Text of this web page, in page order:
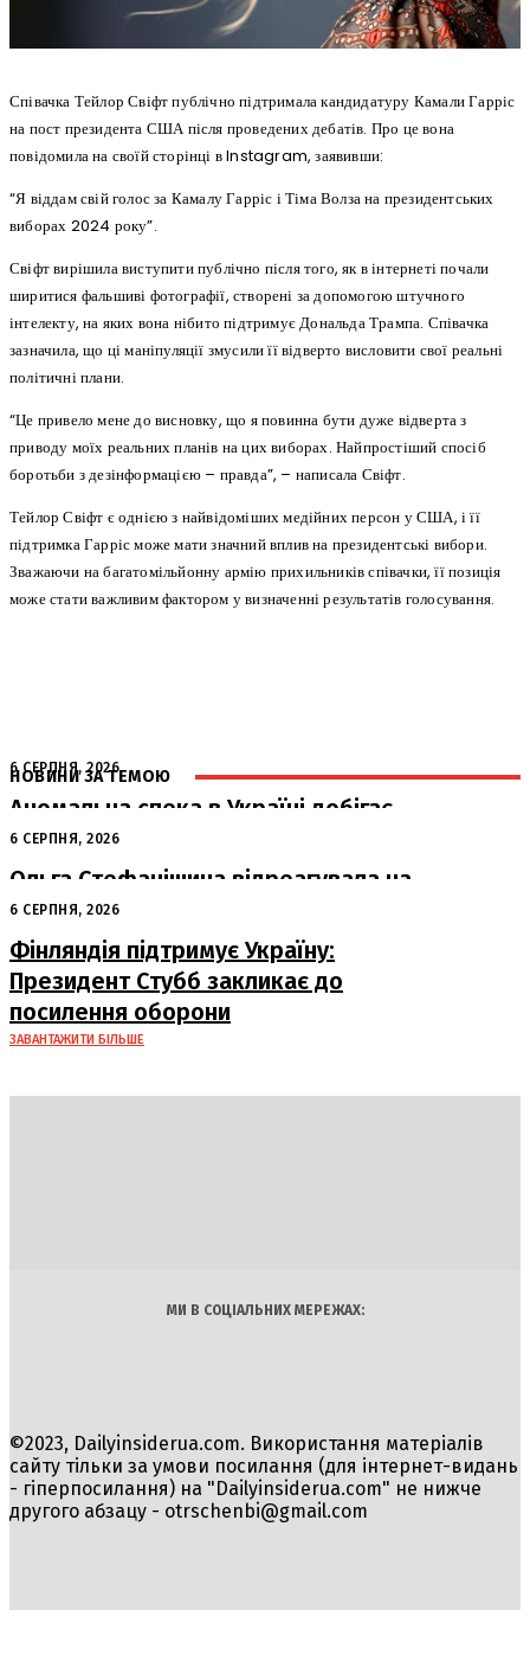
Співачка Тейлор Свіфт публічно підтримала кандидатуру Камали Гарріс
на пост президента США після проведених дебатів. Про це вона
повідомила на своїй сторінці в Instagram, заявивши:
“Я віддам свій голос за Камалу Гарріс і Тіма Волза на президентських
виборах 2024 року”.
Свіфт вирішила виступити публічно після того, як в інтернеті почали
ширитися фальшиві фотографії, створені за допомогою штучного
інтелекту, на яких вона нібито підтримує Дональда Трампа. Співачка
зазначила, що ці маніпуляції змусили її відверто висловити свої реальні
політичні плани.
“Це привело мене до висновку, що я повинна бути дуже відверта з
приводу моїх реальних планів на цих виборах. Найпростіший спосіб
боротьби з дезінформацією – правда”, – написала Свіфт.
Тейлор Свіфт є однією з найвідоміших медійних персон у США, і її
підтримка Гарріс може мати значний вплив на президентські вибори.
Зважаючи на багатомільйонну армію прихильників співачки, її позиція
може стати важливим фактором у визначенні результатів голосування.
НОВИНИ ЗА ТЕМОЮ
6 СЕРПНЯ, 2026
Аномальна спека в Україні добігає
кінця: очікується похолодання
6 СЕРПНЯ, 2026
Ольга Стефанішина відреагувала на
підозри від НАБУ та САП
6 СЕРПНЯ, 2026
Фінляндія підтримує Україну:
Президент Стубб закликає до
посилення оборони
ЗАВАНТАЖИТИ БІЛЬШЕ
МИ В СОЦІАЛЬНИХ МЕРЕЖАХ:
©2023, Dailyinsiderua.com. Використання матеріалів
сайту тільки за умови посилання (для інтернет-видань
- гіперпосилання) на "Dailyinsiderua.com" не нижче
другого абзацу - otrschenbi@gmail.com